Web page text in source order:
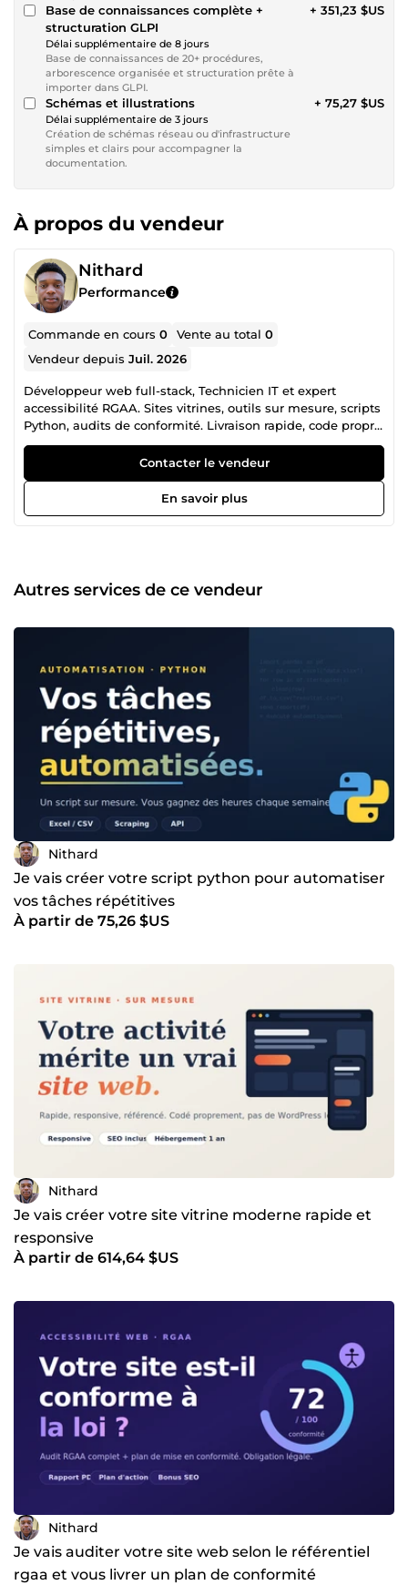
Base de connaissances complète +
structuration GLPI
Délai supplémentaire de 8 jours
Base de connaissances de 20+ procédures,
arborescence organisée et structuration prête à
importer dans GLPI.
+ 351,23 $US
Schémas et illustrations
Délai supplémentaire de 3 jours
Création de schémas réseau ou d'infrastructure
simples et clairs pour accompagner la
documentation.
+ 75,27 $US
À propos du vendeur
Nithard
Performance
Commande en cours0 Vente au total0
Vendeur depuisJuil. 2026
Développeur web full-stack, Technicien IT et expert
accessibilité RGAA. Sites vitrines, outils sur mesure, scripts
Python, audits de conformité. Livraison rapide, code propre,
support inclus
Contacter le vendeur
En savoir plus
Autres services de ce vendeur
Nithard
Je vais créer votre script python pour automatiser
vos tâches répétitives
À partir de 75,26 $US
Nithard
Je vais créer votre site vitrine moderne rapide et
responsive
À partir de 614,64 $US
Nithard
Je vais auditer votre site web selon le référentiel
rgaa et vous livrer un plan de conformité